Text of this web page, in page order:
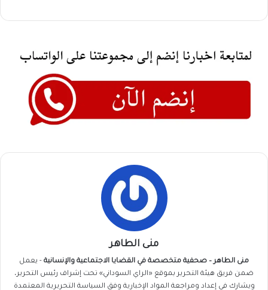
منى الطاهر
منى الطاهر – صحفية متخصصة في القضايا الاجتماعية والإنسانية - يعمل
ضمن فريق هيئة التحرير بموقع «الراي السوداني» تحت إشراف رئيس التحرير،
ويشارك في إعداد ومراجعة المواد الإخبارية وفق السياسة التحريرية المعتمدة